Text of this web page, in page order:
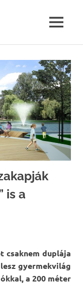
MENU
is a
csaknem duplája
gyermekvilág
a 200 méter